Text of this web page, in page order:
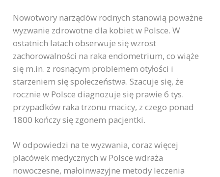
Nowotwory narządów rodnych stanowią poważne
wyzwanie zdrowotne dla kobiet w Polsce. W
ostatnich latach obserwuje się wzrost
zachorowalności na raka endometrium, co wiąże
się m.in. z rosnącym problemem otyłości i
starzeniem się społeczeństwa. Szacuje się, że
rocznie w Polsce diagnozuje się prawie 6 tys.
przypadków raka trzonu macicy, z czego ponad
1800 kończy się zgonem pacjentki.
W odpowiedzi na te wyzwania, coraz więcej
placówek medycznych w Polsce wdraża
nowoczesne, małoinwazyjne metody leczenia